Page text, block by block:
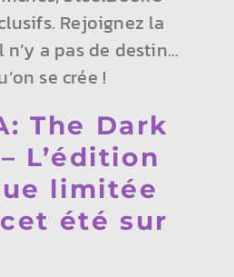
Rejoignez la
n’y a pas de destin…
se crée !
The Dark
L’édition
limitée
été sur